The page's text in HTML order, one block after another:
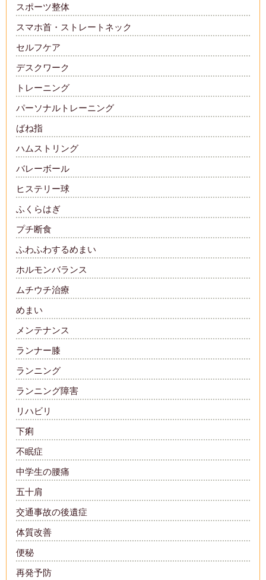
スポーツ整体
スマホ首・ストレートネック
セルフケア
デスクワーク
トレーニング
パーソナルトレーニング
ばね指
ハムストリング
バレーボール
ヒステリー球
ふくらはぎ
プチ断食
ふわふわするめまい
ホルモンバランス
ムチウチ治療
めまい
メンテナンス
ランナー膝
ランニング
ランニング障害
リハビリ
下痢
不眠症
中学生の腰痛
五十肩
交通事故の後遺症
体質改善
便秘
再発予防